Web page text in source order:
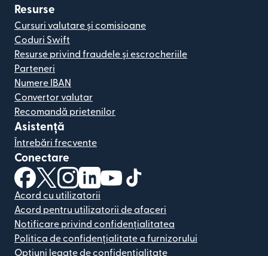
Resurse
Cursuri valutare și comisioane
Coduri Swift
Resurse privind fraudele și escrocheriile
Parteneri
Numere IBAN
Convertor valutar
Recomandă prietenilor
Asistență
Întrebări frecvente
Conectare
(se deschide într-o fereastră nouă)
(se deschide într-o fereastră nouă)
(se deschide într-o fereastră nouă)
(se deschide într-o fereastră nouă)
(se deschide într-o fereastră
Acord cu utilizatorii
Acord pentru utilizatorii de afaceri
Notificare privind confidențialitatea
Politica de confidențialitate a furnizorului
Opțiuni legate de confidențialitate